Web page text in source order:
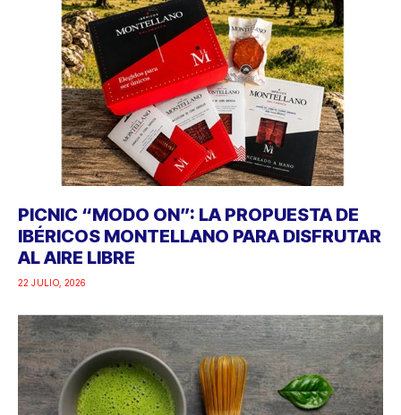
PICNIC “MODO ON”: LA PROPUESTA DE
IBÉRICOS MONTELLANO PARA DISFRUTAR
AL AIRE LIBRE
22 JULIO, 2026